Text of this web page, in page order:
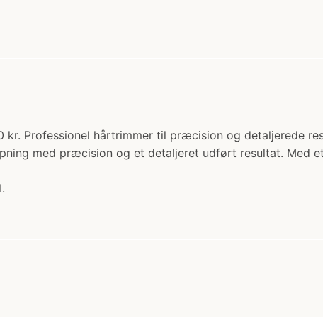
kr. Professionel hårtrimmer til præcision og detaljerede
med præcision og et detaljeret udført resultat. Med